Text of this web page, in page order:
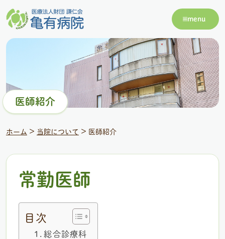
menu
医師紹介
ホーム > 当院について > 医師紹介
常勤医師
目次
総合診療科